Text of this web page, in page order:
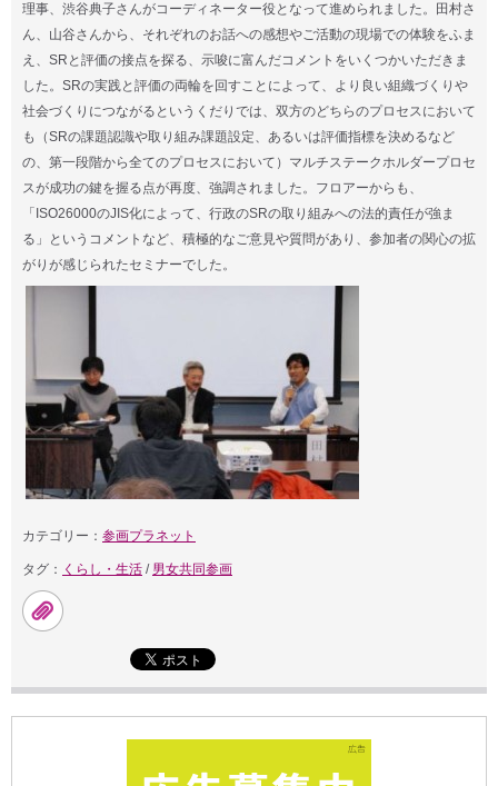
理事、渋谷典子さんがコーディネーター役となって進められました。田村さ
ん、山谷さんから、それぞれのお話への感想やご活動の現場での体験をふま
え、SRと評価の接点を探る、示唆に富んだコメントをいくつかいただきま
した。SRの実践と評価の両輪を回すことによって、より良い組織づくりや
社会づくりにつながるというくだりでは、双方のどちらのプロセスにおいて
も（SRの課題認識や取り組み課題設定、あるいは評価指標を決めるなど
の、第一段階から全てのプロセスにおいて）マルチステークホルダープロセ
スが成功の鍵を握る点が再度、強調されました。フロアーからも、
「ISO26000のJIS化によって、行政のSRの取り組みへの法的責任が強ま
る」というコメントなど、積極的なご意見や質問があり、参加者の関心の拡
がりが感じられたセミナーでした。
カテゴリー： 参画プラネット
タグ： くらし・生活 / 男女共同参画